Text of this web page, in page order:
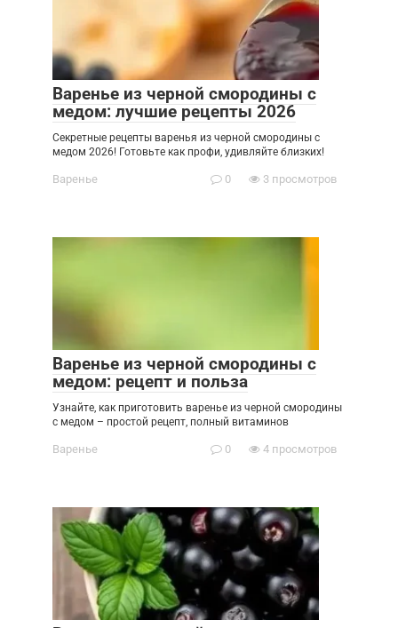
Варенье из черной смородины с
медом: лучшие рецепты 2026
Секретные рецепты варенья из черной смородины с
медом 2026! Готовьте как профи, удивляйте близких!
Варенье 0 3 просмотров
Варенье из черной смородины с
медом: рецепт и польза
Узнайте, как приготовить варенье из черной смородины
с медом – простой рецепт, полный витаминов
Варенье 0 4 просмотров